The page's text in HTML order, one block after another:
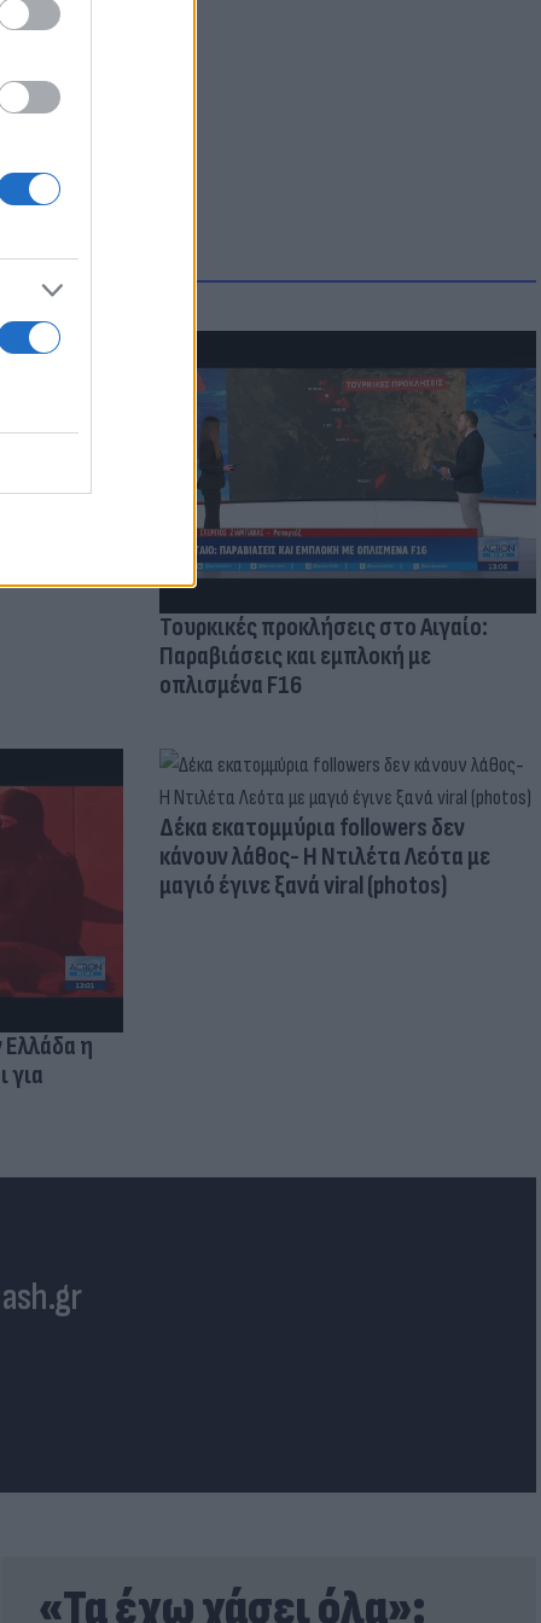
Τουρκικές προκλήσεις στο Αιγαίο:
Παραβιάσεις και εμπλοκή με
οπλισμένα F16
η
για
Δέκα εκατομμύρια followers δεν
κάνουν λάθος- Η Ντιλέτα Λεότα με
μαγιό έγινε ξανά viral (photos)
«Τα έχω χάσει όλα»: